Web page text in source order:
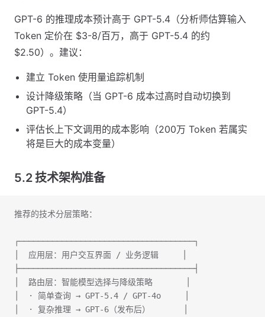
GPT-6 的推理成本预计高于 GPT-5.4（分析师估算输入
Token 定价在 $3-8/百万，高于 GPT-5.4 的约
$2.50）。建议：
建立 Token 使用量追踪机制
设计降级策略（当 GPT-6 成本过高时自动切换到
GPT-5.4）
评估长上下文调用的成本影响（200万 Token 若属实
将是巨大的成本变量）
5.2 技术架构准备
推荐的技术分层策略：
┌─────────────────────────────────────┐
│  应用层：用户交互界面 / 业务逻辑     │
├─────────────────────────────────────┤
│  路由层：智能模型选择与降级策略       │
│  · 简单查询 → GPT-5.4 / GPT-4o     │
│  · 复杂推理 → GPT-6（发布后）       │